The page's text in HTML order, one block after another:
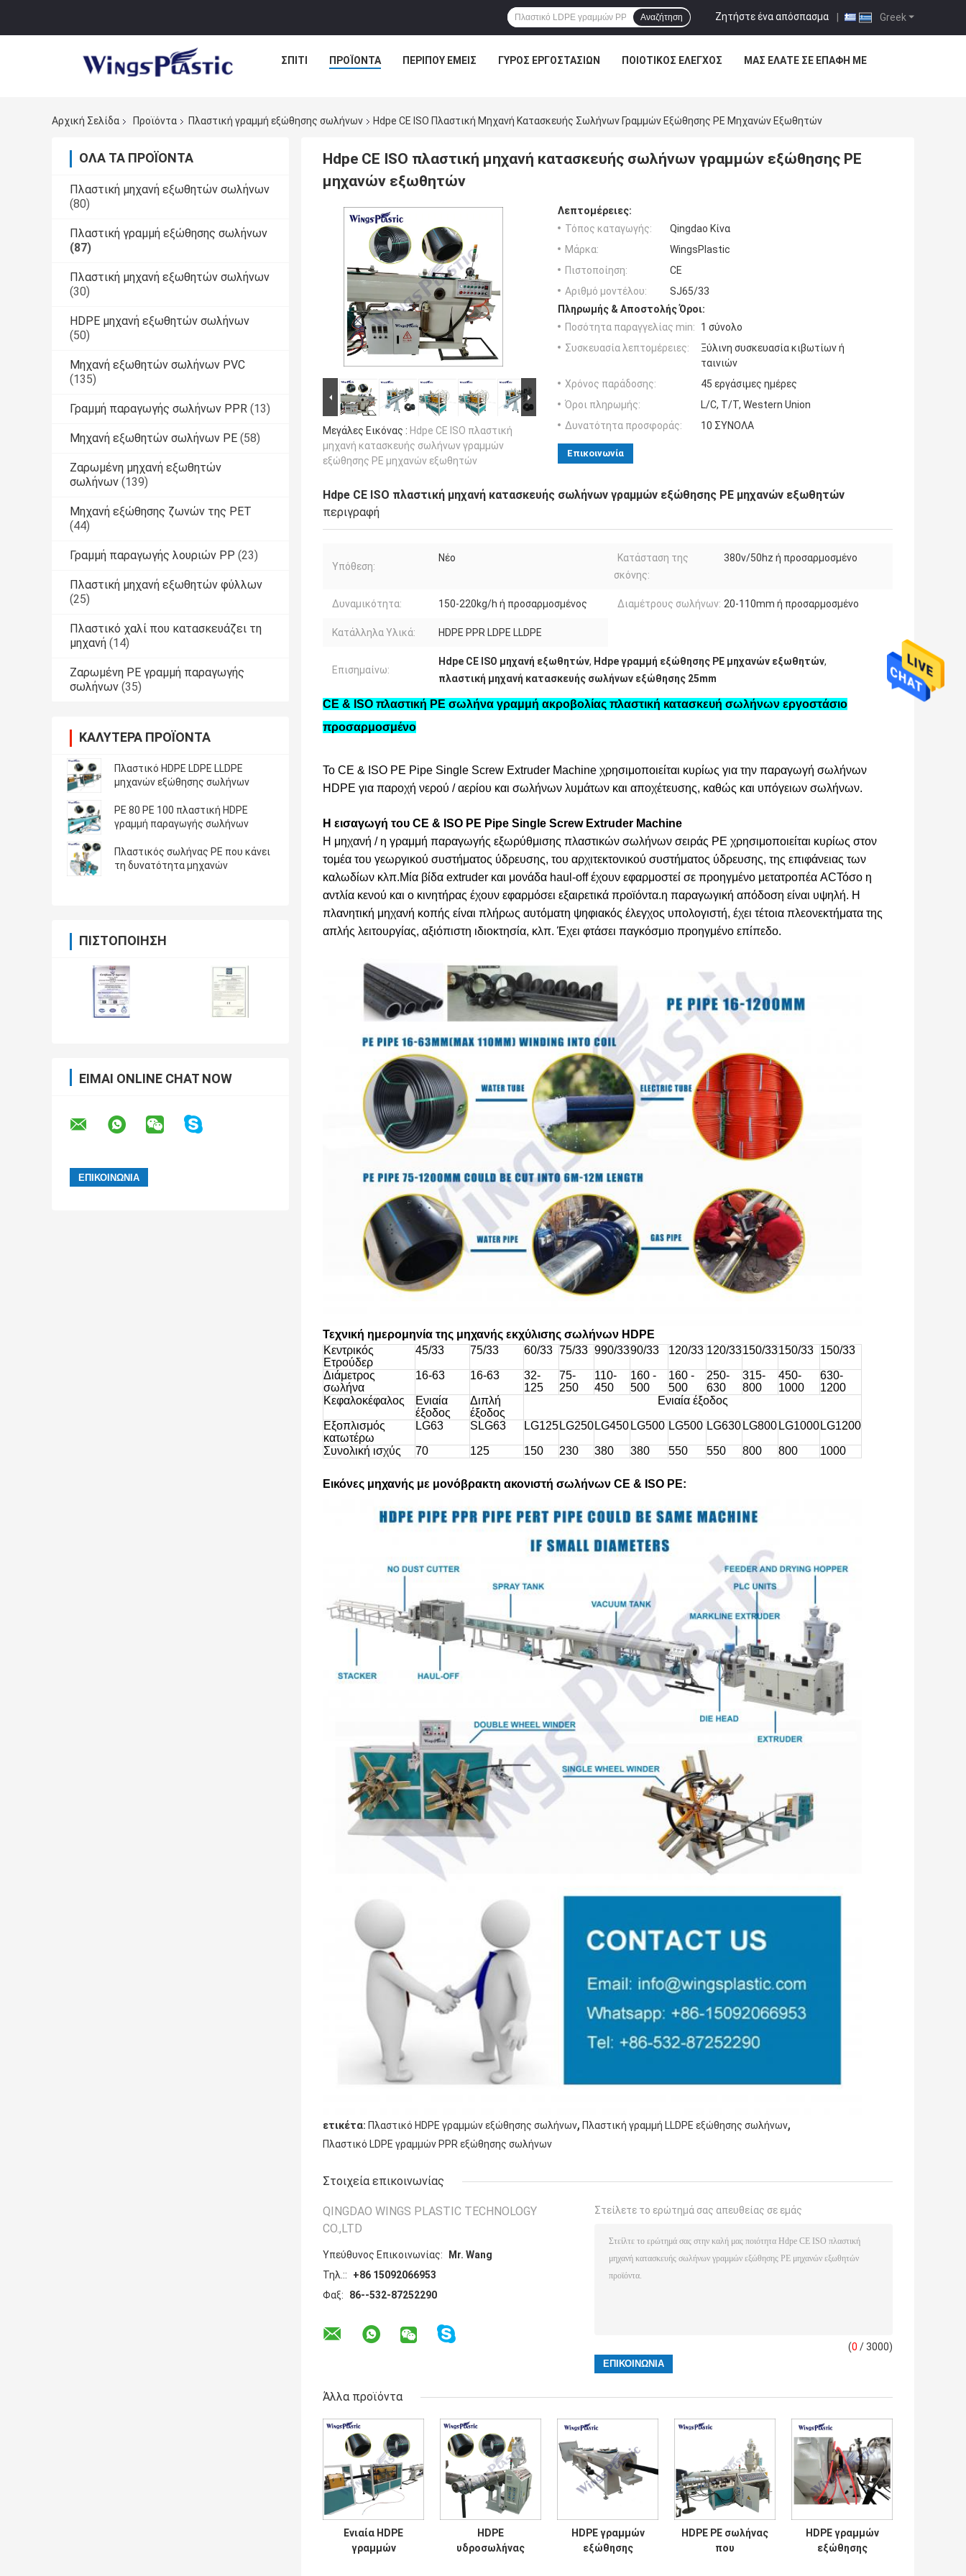
Greek
Ζητήστε ένα απόσπασμα |
Αναζήτηση
ΣΠΊΤΙ ΠΡΟΪΌΝΤΑ ΠΕΡΊΠΟΥ ΕΜΕΊΣ ΓΎΡΟΣ ΕΡΓΟΣΤΑΣΊΩΝ ΠΟΙΟΤΙΚΌΣ ΈΛΕΓΧΟΣ ΜΑΣ ΕΛΆΤΕ ΣΕ ΕΠΑΦΉ ΜΕ
Αρχική Σελίδα Προϊόντα Πλαστική γραμμή εξώθησης σωλήνων Hdpe CE ISO Πλαστική Μηχανή Κατασκευής Σωλήνων Γραμμών Εξώθησης PE Μηχανών Εξωθητών
ΌΛΑ ΤΑ ΠΡΟΪΌΝΤΑ
Πλαστική μηχανή εξωθητών σωλήνων
(80)
Πλαστική γραμμή εξώθησης σωλήνων
(87)
Πλαστική μηχανή εξωθητών σωλήνων
(30)
HDPE μηχανή εξωθητών σωλήνων
(50)
Μηχανή εξωθητών σωλήνων PVC
(135)
Γραμμή παραγωγής σωλήνων PPR (13)
Μηχανή εξωθητών σωλήνων PE (58)
Ζαρωμένη μηχανή εξωθητών
σωλήνων (139)
Μηχανή εξώθησης ζωνών της PET
(44)
Γραμμή παραγωγής λουριών PP (23)
Πλαστική μηχανή εξωθητών φύλλων
(25)
Πλαστικό χαλί που κατασκευάζει τη
μηχανή (14)
Ζαρωμένη PE γραμμή παραγωγής
σωλήνων (35)
ΚΑΛΎΤΕΡΑ ΠΡΟΪΌΝΤΑ
Πλαστικό HDPE LDPE LLDPE
μηχανών εξώθησης σωλήνων
PE 80 PE 100 πλαστική HDPE
γραμμή παραγωγής σωλήνων
Πλαστικός σωλήνας PE που κάνει
τη δυνατότητα μηχανών
ΠΙΣΤΟΠΟΊΗΣΗ
ΕΊΜΑΙ ONLINE CHAT NOW
Hdpe CE ISO πλαστική μηχανή κατασκευής σωλήνων γραμμών εξώθησης PE
μηχανών εξωθητών
Μεγάλες Εικόνας : Hdpe CE ISO πλαστική
μηχανή κατασκευής σωλήνων γραμμών
εξώθησης PE μηχανών εξωθητών
Λεπτομέρειες:
Τόπος καταγωγής:
Qingdao Κίνα
Μάρκα:
WingsPlastic
Πιστοποίηση:
CE
Αριθμό μοντέλου:
SJ65/33
Πληρωμής & Αποστολής Όροι:
Ποσότητα παραγγελίας min:
1 σύνολο
Συσκευασία λεπτομέρειες:
Ξύλινη συσκευασία κιβωτίων ή
ταινιών
Χρόνος παράδοσης:
45 εργάσιμες ημέρες
Όροι πληρωμής:
L/C, T/T, Western Union
Δυνατότητα προσφοράς:
10 ΣΥΝΟΛΑ
Επικοινωνία
Hdpe CE ISO πλαστική μηχανή κατασκευής σωλήνων γραμμών εξώθησης PE μηχανών εξωθητών
περιγραφή
Υπόθεση:
Νέο
Κατάσταση της
σκόνης:
380v/50hz ή προσαρμοσμένο
Δυναμικότητα: 150-220kg/h ή προσαρμοσμένος Διαμέτρους σωλήνων: 20-110mm ή προσαρμοσμένο
Κατάλληλα Υλικά: HDPE PPR LDPE LLDPE
Επισημαίνω:
Hdpe CE ISO μηχανή εξωθητών, Hdpe γραμμή εξώθησης PE μηχανών εξωθητών,
πλαστική μηχανή κατασκευής σωλήνων εξώθησης 25mm
CE & ISO πλαστική PE σωλήνα γραμμή ακροβολίας πλαστική κατασκευή σωλήνων εργοστάσιο
προσαρμοσμένο
Το CE & ISO PE Pipe Single Screw Extruder Machine χρησιμοποιείται κυρίως για την παραγωγή σωλήνων
HDPE για παροχή νερού / αερίου και σωλήνων λυμάτων και αποχέτευσης, καθώς και υπόγειων σωλήνων.
Η εισαγωγή του CE & ISO PE Pipe Single Screw Extruder Machine
Η μηχανή / η γραμμή παραγωγής εξωρύθμισης πλαστικών σωλήνων σειράς PE χρησιμοποιείται κυρίως στον
τομέα του γεωργικού συστήματος ύδρευσης, του αρχιτεκτονικού συστήματος ύδρευσης, της επιφάνειας των
καλωδίων κλπ.Μία βίδα extruder και μονάδα haul-off έχουν εφαρμοστεί σε προηγμένο μετατροπέα ACΤόσο η
αντλία κενού και ο κινητήρας έχουν εφαρμόσει εξαιρετικά προϊόντα.η παραγωγική απόδοση είναι υψηλή. Η
πλανητική μηχανή κοπής είναι πλήρως αυτόματη ψηφιακός έλεγχος υπολογιστή, έχει τέτοια πλεονεκτήματα της
απλής λειτουργίας, αξιόπιστη ιδιοκτησία, κλπ. Έχει φτάσει παγκόσμιο προηγμένο επίπεδο.
Τεχνική ημερομηνία της μηχανής εκχύλισης σωλήνων HDPE
Κεντρικός
Ετρούδερ
45/33 75/33 60/33 75/33 990/3390/33 120/33 120/33150/33150/33 150/33
Διάμετρος
σωλήνα
16-63 16-63
32-
125
75-
250
110-
450
160 -
500
160 -
500
250-
630
315-
800
450-
1000
630-
1200
Κεφαλοκέφαλος
Ενιαία
έξοδος
Διπλή
έξοδος
Ενιαία έξοδος
Εξοπλισμός
κατωτέρω
LG63 SLG63 LG125 LG250 LG450 LG500 LG500 LG630 LG800 LG1000 LG1200
Συνολική ισχύς 70 125 150 230 380 380 550 550 800 800 1000
Εικόνες μηχανής με μονόβρακτη ακονιστή σωλήνων CE & ISO PE:
ετικέτα: Πλαστικό HDPE γραμμών εξώθησης σωλήνων, Πλαστική γραμμή LLDPE εξώθησης σωλήνων,
Πλαστικό LDPE γραμμών PPR εξώθησης σωλήνων
Στοιχεία επικοινωνίας
QINGDAO WINGS PLASTIC TECHNOLOGY
CO.,LTD
Υπεύθυνος Επικοινωνίας:
Mr. Wang
Τηλ.::
+86 15092066953
Φαξ:
86--532-87252290
Στείλετε το ερώτημά σας απευθείας σε εμάς
(0 / 3000)
Άλλα προϊόντα
Ενιαία HDPE
γραμμών
HDPE
υδροσωλήνας
HDPE γραμμών
εξώθησης
HDPE PE σωλήνας
που
HDPE γραμμών
εξώθησης